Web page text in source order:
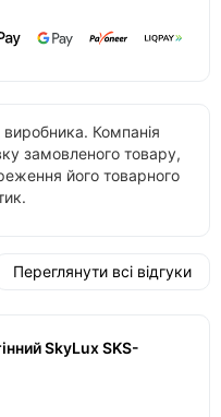
виробника. Компанія
замовленого товару,
його товарного
Переглянути всі відгуки
SkyLux SKS-